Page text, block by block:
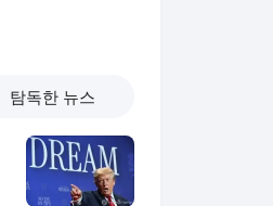
탐독한 뉴스